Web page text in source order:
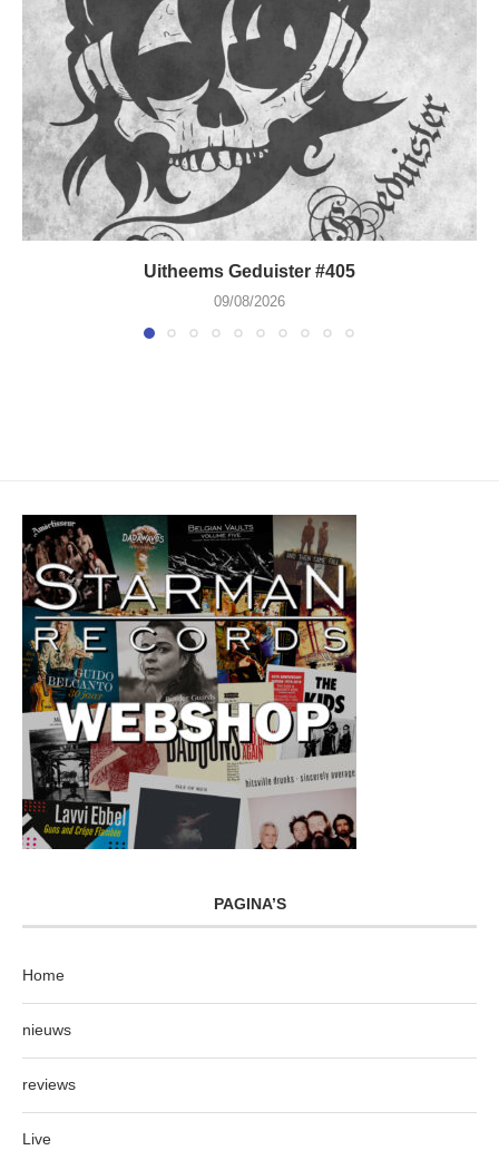
Uitheems Geduister #405
09/08/2026
PAGINA’S
Home
nieuws
reviews
Live